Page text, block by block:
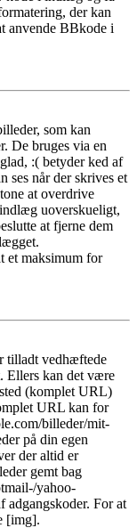
der kan
anvende BBkode i
som kan
De bruges via en
:( betyder ked af
ses når der skrives et
at overdrive
uoverskueligt,
at fjerne dem
et maksimum for
tilladt vedhæftede
Ellers kan det være
(komplet URL)
URL kan for
billeder/mit-
på din egen
der altid er
gemt bag
yahoo-
adgangskoder. For at
[img].